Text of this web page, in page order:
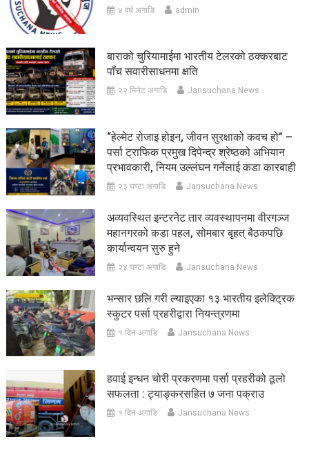
४ वर्ष अगाडि admin
बाराको चुरियामाईमा भारतीय टेलरको ठक्करबाट
पाँच सवारीसाधनमा क्षति
२२ मिनेट अगाडि Jansuchana News
“हेल्मेट रोजाइ होइन, जीवन सुरक्षाको कवच हो” –
पर्सा ट्राफिक प्रमुख दिपेन्द्र श्रेष्ठको अभियान
प्रभावकारी, नियम उल्लंघन गर्नेलाई कडा कारबाही
२३ घण्टा अगाडि Jansuchana News
अव्यवस्थित इन्टरनेट तार व्यवस्थापनमा वीरगञ्ज
महानगरको कडा पहल, सोमबार बृहत् बैठकपछि
कार्यान्वयन सुरु हुने
२४ घण्टा अगाडि Jansuchana News
भन्सार छलि गरी ल्याइएका १३ भारतीय इलेक्ट्रिक
स्कुटर पर्सा प्रहरीद्वारा नियन्त्रणमा
१ दिन अगाडि Jansuchana News
हवाई इन्धन चोरी प्रकरणमा पर्सा प्रहरीको ठूलो
सफलता : ट्याङ्करसहित ७ जना पक्राउ
१ दिन अगाडि Jansuchana News